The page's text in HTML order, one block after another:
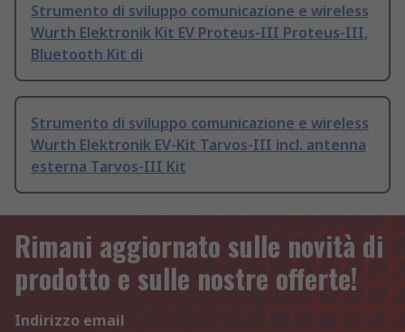
Strumento di sviluppo comunicazione e wireless
Wurth Elektronik Kit EV Proteus-III Proteus-III,
Bluetooth Kit di
Strumento di sviluppo comunicazione e wireless
Wurth Elektronik EV-Kit Tarvos-III incl. antenna
esterna Tarvos-III Kit
Rimani aggiornato sulle novità di
prodotto e sulle nostre offerte!
Indirizzo email